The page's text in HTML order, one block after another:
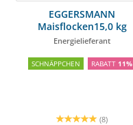
EGGERSMANN
Maisflocken15,0 kg
Energielieferant
SCHNÄPPCHEN RABATT 11%
(8)